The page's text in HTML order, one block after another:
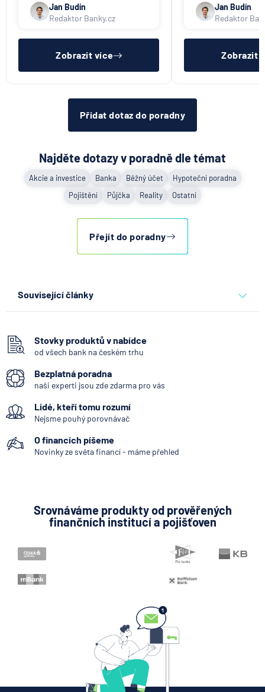
půjček. Pro získání půjčky je
třeba mít dostatečný příjem,
nebýt ve zkušební ani výpovědní
Jan Budín
Redaktor Banky.cz
Zobrazit více
půjček. Pro získání
nákupu na
dostatečný
Jan Budín
Redaktor
Zobrazit
Přidat dotaz do poradny
Najděte dotazy v poradně dle témat
Akcie a investice Banka Běžný účet
Hypoteční poradna
Pojištění
Půjčka Reality Ostatní
Přejít do poradny
Související články
7.8.2026
6.8.2026 Daně
Když rozhoduje stres: nové
triky bankovních
podvodníků
Zobrazit všechny články
Stovky produktů v nabídce
od všech bank na českém trhu
Bezplatná poradna
naši experti jsou zde zdarma pro vás
Lidé, kteří tomu rozumí
Nejsme pouhý porovnávač
O financích píšeme
Novinky ze světa financí - máme přehled
Srovnáváme produkty od prověřených
finančních institucí a pojišťoven